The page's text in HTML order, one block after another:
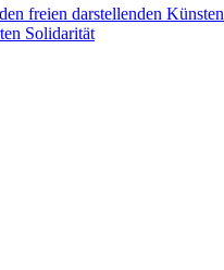
freien darstellenden Künsten
Solidarität